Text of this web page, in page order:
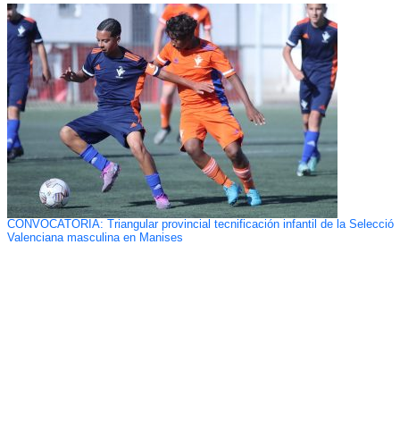
CONVOCATORIA: Triangular provincial tecnificación infantil de la Selecció
Valenciana masculina en Manises